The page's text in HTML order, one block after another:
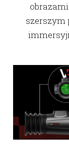
szerszym